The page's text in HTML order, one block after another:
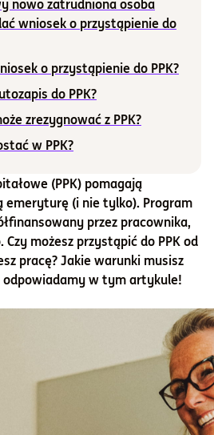
Otwórz konto
Zaloguj
(PPK) pomagają
emeryturę (i nie tylko). Program
przez pracownika,
możesz przystąpić do PPK od
pracę? Jakie warunki musisz
odpowiadamy w tym artykule!
nowo zatrudniona osoba
wniosek o przystąpienie do
o przystąpienie do PPK?
do PPK?
zrezygnować z PPK?
w PPK?